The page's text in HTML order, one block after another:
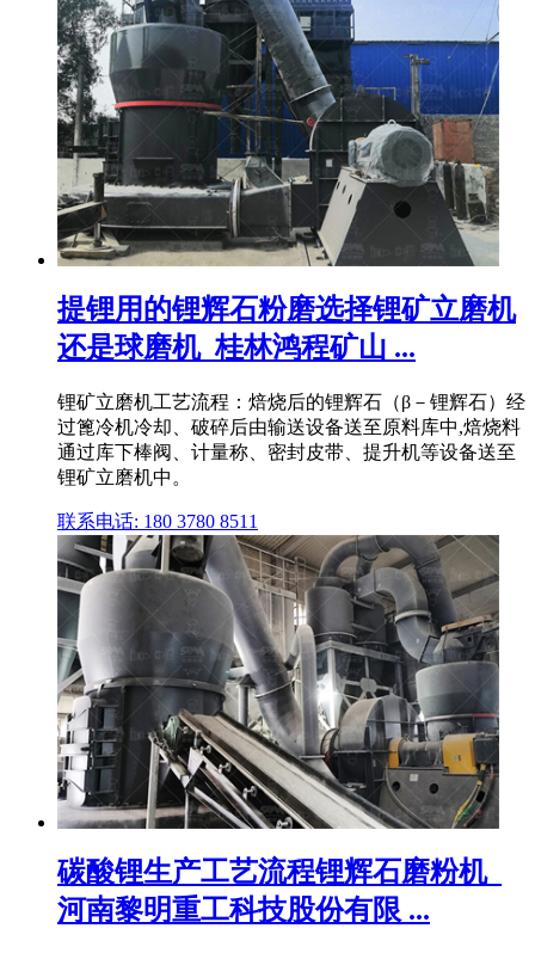
提锂用的锂辉石粉磨选择锂矿立磨机
还是球磨机_桂林鸿程矿山 ...
锂矿立磨机工艺流程：焙烧后的锂辉石（β－锂辉石）经
过篦冷机冷却、破碎后由输送设备送至原料库中,焙烧料
通过库下棒阀、计量称、密封皮带、提升机等设备送至
锂矿立磨机中。
联系电话: 180 3780 8511
碳酸锂生产工艺流程锂辉石磨粉机_
河南黎明重工科技股份有限 ...